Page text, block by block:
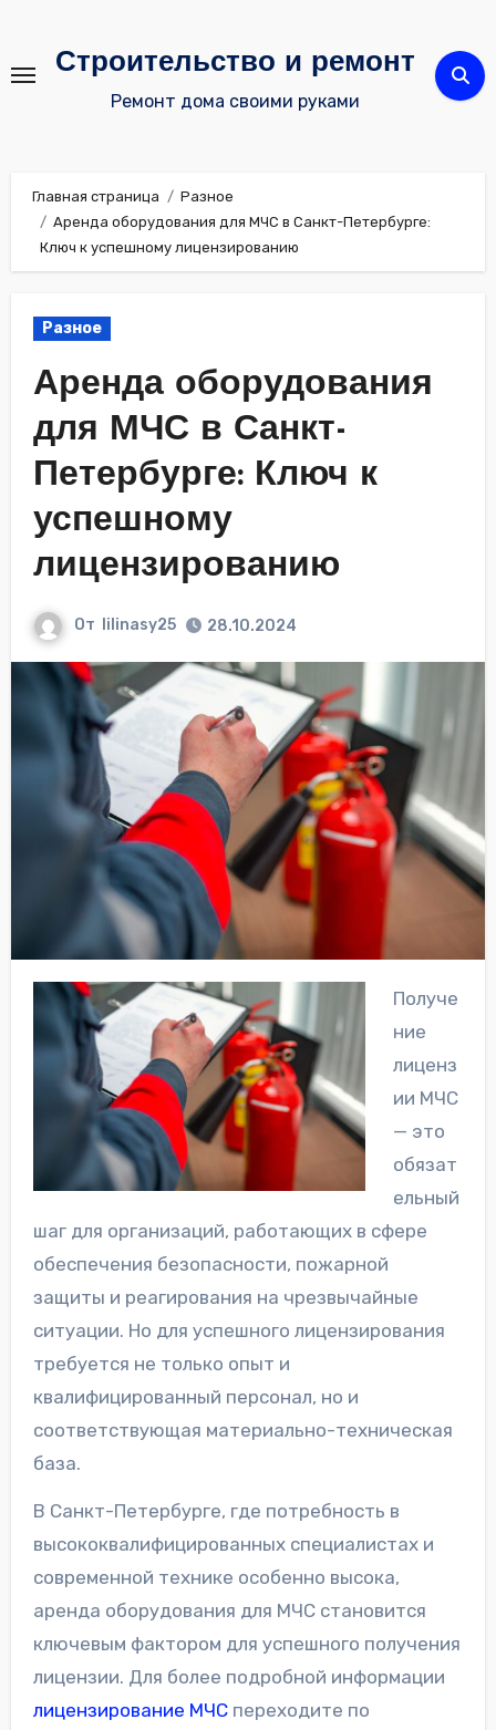
содержимому
Строительство и ремонт
Ремонт дома своими руками
Главная страница
Разное
Аренда оборудования для МЧС в Санкт-Петербурге:
Ключ к успешному лицензированию
Разное
Аренда оборудования
для МЧС в Санкт-
Петербурге: Ключ к
успешному
лицензированию
От lilinasy25 28.10.2024
Получе
ние
лиценз
ии МЧС
— это
обязат
ельный
шаг для организаций, работающих в сфере
обеспечения безопасности, пожарной
защиты и реагирования на чрезвычайные
ситуации. Но для успешного лицензирования
требуется не только опыт и
квалифицированный персонал, но и
соответствующая материально-техническая
база.
В Санкт-Петербурге, где потребность в
высококвалифицированных специалистах и
современной технике особенно высока,
аренда оборудования для МЧС становится
ключевым фактором для успешного получения
лицензии. Для более подробной информации
лицензирование МЧСпереходите по